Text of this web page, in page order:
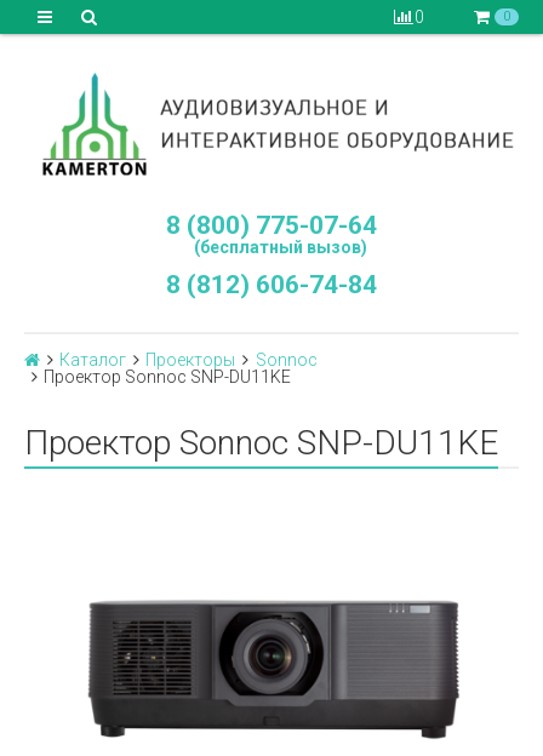
0 0
8 (800) 775-07-64
(бесплатный вызов)
8 (812) 606-74-84
Каталог Проекторы
Sonnoc
Проектор Sonnoc SNP-DU11KE
Проектор Sonnoc SNP-DU11KE